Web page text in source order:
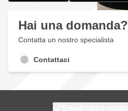
Hai una domanda?
Contatta un nostro specialista
Contattaci